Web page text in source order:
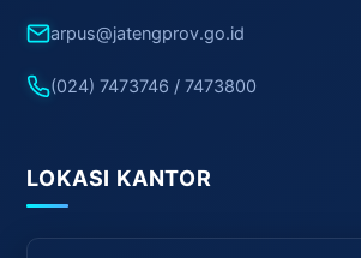
arpus@jatengprov.go.id
(024) 7473746 / 7473800
LOKASI KANTOR